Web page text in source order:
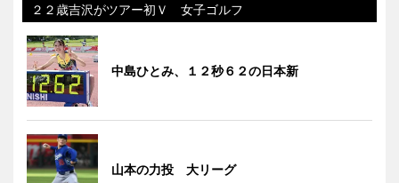
２２歳吉沢がツアー初Ｖ 女子ゴルフ
中島ひとみ、１２秒６２の日本新
山本の力投 大リーグ